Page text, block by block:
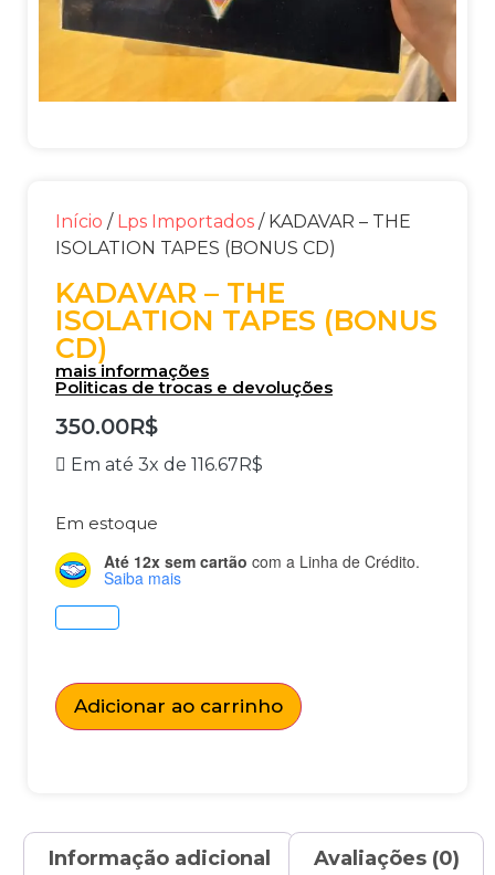
Início / Lps Importados / KADAVAR – THE
ISOLATION TAPES (BONUS CD)
KADAVAR – THE
ISOLATION TAPES (BONUS
CD)
mais informações
Politicas de trocas e devoluções
350.00R$
Em até 3x de 116.67R$
Em estoque
Até 12x sem cartão com a Linha de Crédito.
Saiba mais
Adicionar ao carrinho
Informação adicional Avaliações (0)